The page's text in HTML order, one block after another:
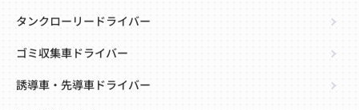
タンクローリードライバー
ゴミ収集車ドライバー
誘導車・先導車ドライバー